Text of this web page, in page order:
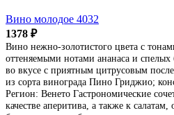
Вино молодое 4032
1378 ₽
Вино нежно-золотистого цвета с
оттеняемыми нотами ананаса и
во вкусе с приятным цитрусовым
из сорта винограда Пино Гриджио;
Регион: Венето Гастрономические
качестве аперитива, а также к